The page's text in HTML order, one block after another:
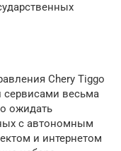
Chery Tiggo
сервисами весьма
ожидать
с автономным
и интернетом